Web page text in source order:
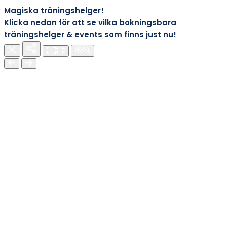
Magiska träningshelger!
Klicka nedan för att se vilka bokningsbara
träningshelger & events som finns just nu!